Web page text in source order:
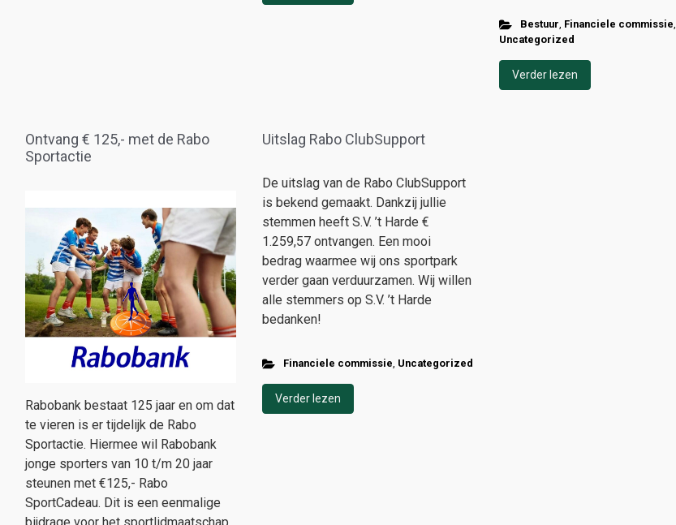
Bestuur, Financiele commissie,
Uncategorized
Verder lezen
Ontvang € 125,- met de Rabo
Sportactie
Rabobank bestaat 125 jaar en om dat
te vieren is er tijdelijk de Rabo
Sportactie. Hiermee wil Rabobank
jonge sporters van 10 t/m 20 jaar
steunen met €125,- Rabo
SportCadeau. Dit is een eenmalige
bijdrage voor het sportlidmaatschap.
Uitslag Rabo ClubSupport
De uitslag van de Rabo ClubSupport
is bekend gemaakt. Dankzij jullie
stemmen heeft S.V. ’t Harde €
1.259,57 ontvangen. Een mooi
bedrag waarmee wij ons sportpark
verder gaan verduurzamen. Wij willen
alle stemmers op S.V. ’t Harde
bedanken!
Financiele commissie, Uncategorized
Verder lezen